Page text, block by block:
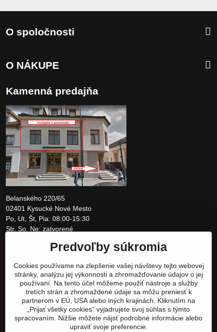
O spoločnosti
O NÁKUPE
Kamenná predajňa
Belanského 220/65
02401 Kysucké Nové Mesto
Po, Ut, Št, Pia: 08:00-15:30
Str, So, Ne: zatvorené
obchod@tomshardware.sk
Predvoľby súkromia
Cookies používame na zlepšenie vašej návštevy tejto webovej
stránky, analýzu jej výkonnosti a zhromažďovanie údajov o jej
používaní. Na tento účel môžeme použiť nástroje a služby
tretích strán a zhromaždené údaje sa môžu preniesť k
partnerom v EÚ, USA alebo iných krajinách. Kliknutím na
„Prijať všetky cookies“ vyjadrujete svoj súhlas s týmto
spracovaním. Nižšie môžete nájsť podrobné informácie alebo
upraviť svoje preferencie.